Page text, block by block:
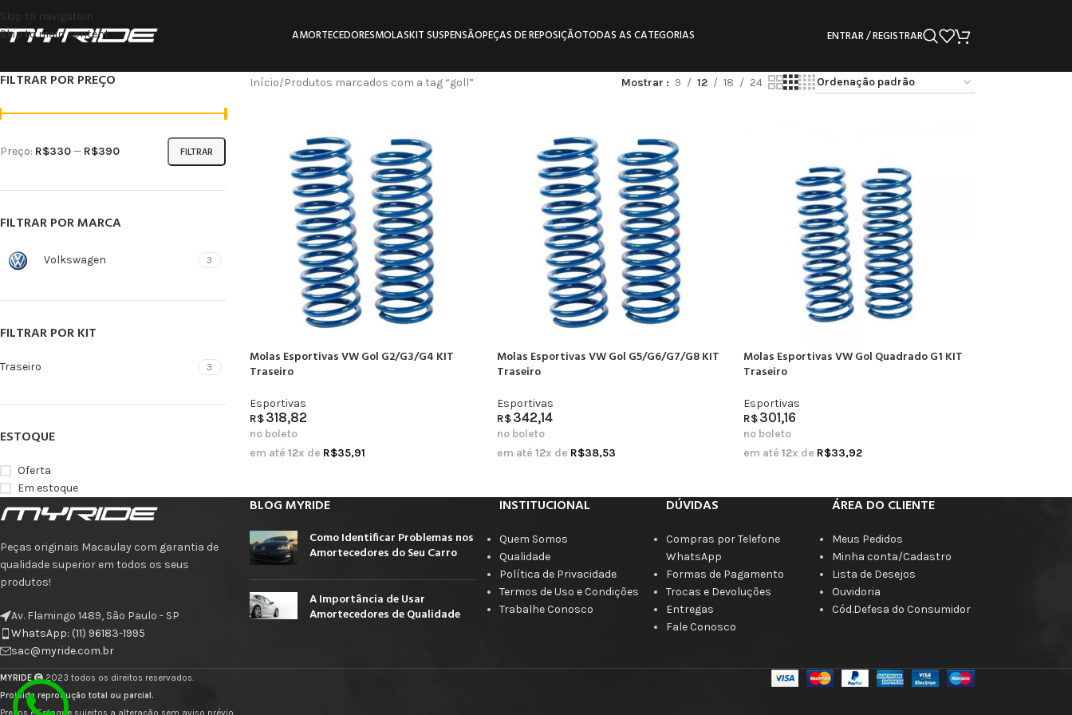
Skip to navigation
Skip to main content
AMORTECEDORESMOLASKIT SUSPENSÃOPEÇAS DE REPOSIÇÃOTODAS AS CATEGORIAS ENTRAR / REGISTRAR
FILTRAR POR PREÇO
FILTRAR
Preço: R$330— R$390
FILTRAR POR MARCA
Volkswagen 3
FILTRAR POR KIT
Traseiro 3
ESTOQUE
Oferta
Em estoque
Início Produtos marcados com a tag “goll” Mostrar 9 12 18 24
Molas Esportivas VW Gol G2/G3/G4 KIT
Traseiro
Esportivas
R$318,82
no boleto
em até 12x de R$35,91
Molas Esportivas VW Gol G5/G6/G7/G8 KIT
Traseiro
Esportivas
R$342,14
no boleto
em até 12x de R$38,53
Molas Esportivas VW Gol Quadrado G1 KIT
Traseiro
Esportivas
R$301,16
no boleto
em até12x de R$33,92
Peças originais Macaulay com garantia de
qualidade superior em todos os seus
produtos!
Av. Flamingo 1489, São Paulo - SP
WhatsApp: (11) 96183-1995
sac@myride.com.br
BLOG MYRIDE
Como Identificar Problemas nos
Amortecedores do Seu Carro
A Importância de Usar
Amortecedores de Qualidade
INSTITUCIONAL
Quem Somos
Qualidade
Política de Privacidade
Termos de Uso e Condições
Trabalhe Conosco
DÚVIDAS
Compras por Telefone
WhatsApp
Formas de Pagamento
Trocas e Devoluções
Entregas
Fale Conosco
ÁREA DO CLIENTE
Meus Pedidos
Minha conta/Cadastro
Lista de Desejos
Ouvidoria
Cód.Defesa do Consumidor
MYRIDE
2023 todos os direitos reservados.
Proibida reprodução total ou parcial.